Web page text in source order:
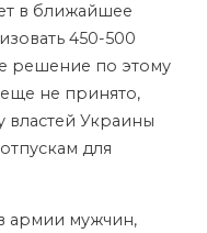
в ближайшее
450-500
решение по этому
не принято,
властей Украины
для
армии мужчин,